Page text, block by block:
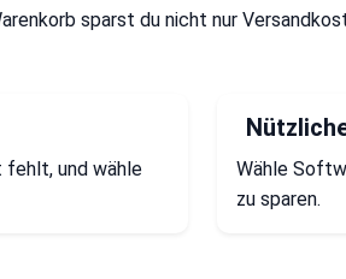
sparst du nicht nur
fehlt, und wähle
Wähle
zu sparen.